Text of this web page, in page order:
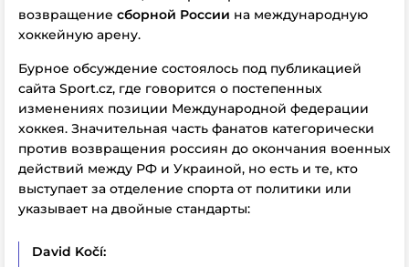
возвращение сборной России на международную
хоккейную арену.
Бурное обсуждение состоялось под публикацией
сайта Sport.cz, где говорится о постепенных
изменениях позиции Международной федерации
хоккея. Значительная часть фанатов категорически
против возвращения россиян до окончания военных
действий между РФ и Украиной, но есть и те, кто
выступает за отделение спорта от политики или
указывает на двойные стандарты:
David Kočí: